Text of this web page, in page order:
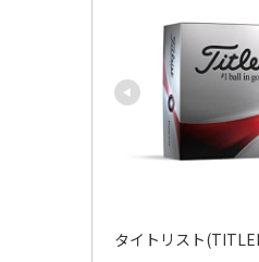
タイトリスト